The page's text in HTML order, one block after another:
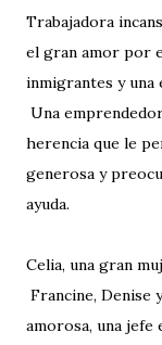
Trabajadora
el gran amor por
inmigrantes y una
Una
herencia que le
generosa y
ayuda.
Celia, una gran
Francine, Denise
amorosa, una jefe